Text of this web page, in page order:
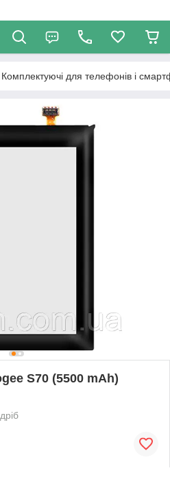
Комплектуючі для телефонів і
S70 (5500 mAh)